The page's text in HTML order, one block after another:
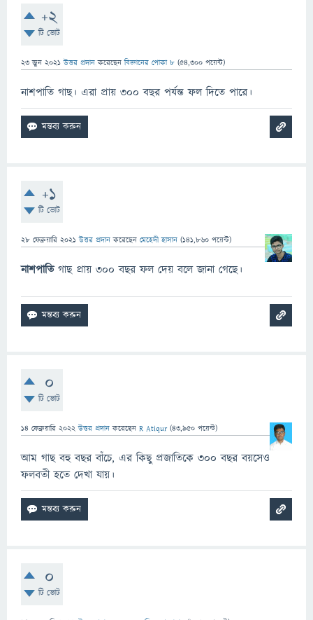
+2
টি ভোট
23 জুন 2021 উত্তর প্রদান করেছেনবিজ্ঞানের পোকা ৮ (54,300 পয়েন্ট)
নাশপাতি গাছ। এরা প্রায় ৩০০ বছর পর্যন্ত ফল দিতে পারে।
+1
টি ভোট
28 ফেব্রুয়ারি 2021 উত্তর প্রদান করেছেন মেহেদী হাসান (141,860 পয়েন্ট)
নাশপাতিগাছ প্রায় ৩০০ বছর ফল দেয় বলে জানা গেছে।
0
টি ভোট
14 ফেব্রুয়ারি 2022 উত্তর প্রদান করেছেন R Atiqur (43,950 পয়েন্ট)
আম গাছ বহু বছর বাঁচে, এর কিছু প্রজাতিকে ৩০০ বছর বয়সেও
ফলবতী হতে দেখা যায়।
0
টি ভোট